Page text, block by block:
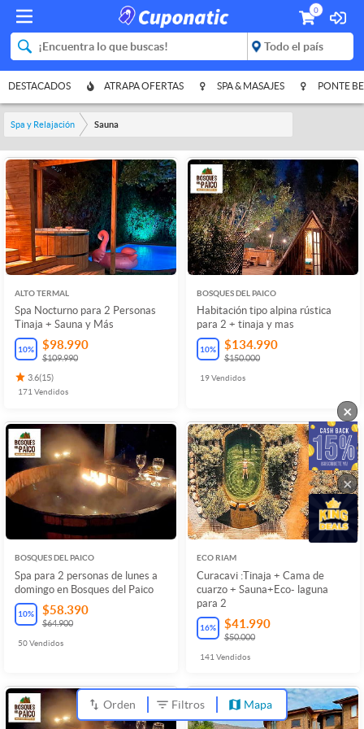
0
DESTACADOS ATRAPA OFERTAS SPA & MASAJES PONTE
Spa y Relajación Sauna
ALTO TERMAL
Spa Nocturno para 2 Personas
Tinaja + Sauna y Más
10% $98.990
$109.990
3.6(15)
171 Vendidos
BOSQUES DEL PAICO
Habitación tipo alpina rústica
para 2 + tinaja y mas
10% $134.990
$150.000
19Vendidos
BOSQUES DEL PAICO
Spa para 2 personas de lunes a
domingo en Bosques del Paico
10% $58.390
$64.900
50Vendidos
ECO RIAM
Curacavi :Tinaja + Cama de
cuarzo + Sauna+Eco- laguna
para 2
16% $41.990
$50.000
141 Vendidos
Orden Filtros Mapa
×
×